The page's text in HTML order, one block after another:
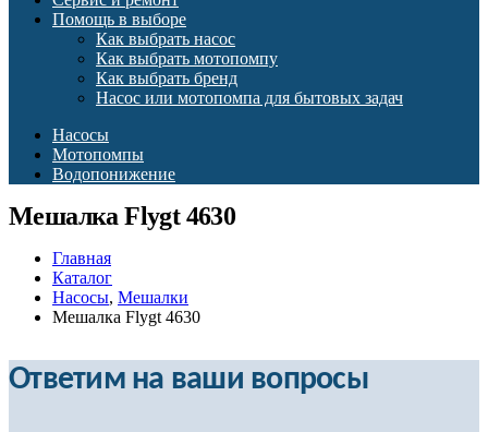
Помощь в выборе
Как выбрать насос
Как выбрать мотопомпу
Как выбрать бренд
Насос или мотопомпа для бытовых задач
Насосы
Мотопомпы
Водопонижение
Мешалка Flygt 4630
Главная
Каталог
Насосы, Мешалки
Мешалка Flygt 4630
Ответим на ваши вопросы